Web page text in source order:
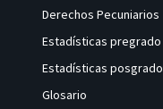
Derechos Pecuniarios
Estadísticas pregrado
Estadísticas posgrado
Glosario